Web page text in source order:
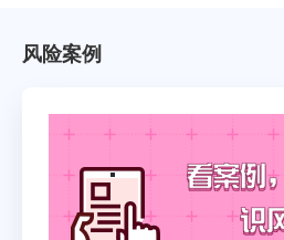
风险案例